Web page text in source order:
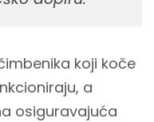
koji koče
a
osiguravajuća